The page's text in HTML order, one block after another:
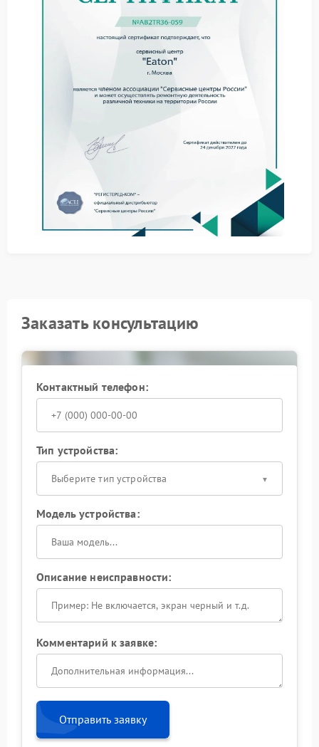
Контроль целостности силовых контактов и
Тестирование алгоритмов отключения в
имитационных сценариях.
Сравнение фактических параметров с заводскими
характеристиками.
Самостоятельные попытки вернуть защиту к норме
могут привести к усугублению ситуации: без точной
диагностики легко пропустить скрытые отклонения.
доступ к эталонным настройкам и измерительным
штатных параметров защиты с учетом специфики
конкретной модели. Используемые методики
позволяют вернуть систему к расчетным значениям
без внесения сторонних изменений.
Доверьте устранение поломки специалистам — так
вы сохраните ресурс ИБП и снизите вероятность
повторных инцидентов.
Заказать консультацию
Контактный телефон:
Тип устройства:
Выберите тип устройства
Модель устройства:
Описание неисправности:
Комментарий к заявке:
Отправить заявку